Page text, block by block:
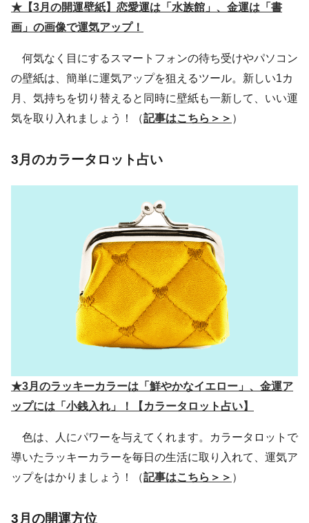
★【3月の開運壁紙】恋愛運は「水族館」、金運は「書
画」の画像で運気アップ！
何気なく目にするスマートフォンの待ち受けやパソコン
の壁紙は、簡単に運気アップを狙えるツール。新しい1カ
月、気持ちを切り替えると同時に壁紙も一新して、いい運
気を取り入れましょう！（記事はこちら＞＞ ）
3月のカラータロット占い
★3月のラッキーカラーは「鮮やかなイエロー」、金運ア
ップには「小銭入れ」！【カラータロット占い】
色は、人にパワーを与えてくれます。カラータロットで
導いたラッキーカラーを毎日の生活に取り入れて、運気ア
ップをはかりましょう！（記事はこちら＞＞ ）
3月の開運方位